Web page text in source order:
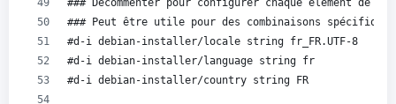
### Peut être utile pour des combinaisons spécifiques
#d-i debian-installer/locale string fr_FR.UTF-8
#d-i debian-installer/language string fr
#d-i debian-installer/country string FR